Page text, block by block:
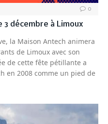
0
3 décembre à Limoux
la Maison Antech animera
de Limoux avec son
de cette fête pétillante a
en 2008 comme un pied de